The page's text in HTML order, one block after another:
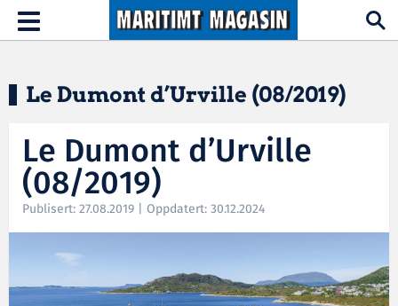
Hopp til hovedinnhold
Toggle
navigation
Le Dumont d’Urville (08/2019)
Le Dumont d’Urville
(08/2019)
Publisert: 27.08.2019 | Oppdatert: 30.12.2024